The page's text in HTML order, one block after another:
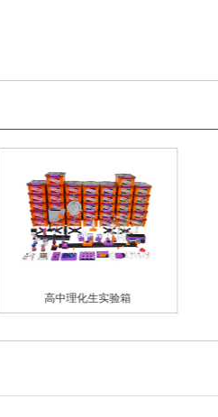
高中理化生实验箱